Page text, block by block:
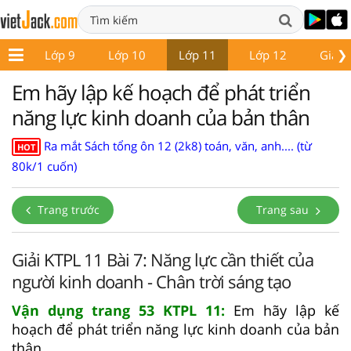
❯
8 Lớp 9 Lớp 10 Lớp 11 Lớp 12 Giáo
Em hãy lập kế hoạch để phát triển
năng lực kinh doanh của bản thân
HOT
Ra mắt Sách tổng ôn 12 (2k8) toán, văn, anh.... (từ
80k/1 cuốn)
Trang trước Trang sau
Giải KTPL 11 Bài 7: Năng lực cần thiết của
người kinh doanh - Chân trời sáng tạo
Vận dụng trang 53 KTPL 11: Em hãy lập kế
hoạch để phát triển năng lực kinh doanh của bản